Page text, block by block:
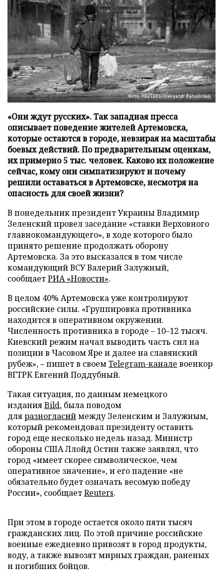
Фото: REUTERS/Oleksandr Ratushniak
«Они ждут русских». Так западная пресса
описывает поведение жителей Артемовска,
которые остаются в городе, невзирая на масштабы
боевых действий. По предварительным оценкам,
их примерно 5 тыс. человек. Каково их положение
сейчас, кому они симпатизируют и почему
решили оставаться в Артемовске, несмотря на
опасность для своей жизни?
В понедельник президент Украины Владимир
Зеленский провел заседание «ставки Верховного
главнокомандующего», в ходе которого было
принято решение продолжать оборону
Артемовска. За это высказался в том числе
командующий ВСУ Валерий Залужный,
сообщаетРИА «Новости».
В целом 40% Артемовска уже контролируют
российские силы. «Группировка противника
находится в оперативном окружении.
Численность противника в городе – 10–12 тысяч.
Киевский режим начал выводить часть сил на
позиции в Часовом Яре и далее на славянский
рубеж», – пишет в своемTelegram-канале военкор
ВГТРК Евгений Поддубный.
Такая ситуация, по данным немецкого
изданияBild, была поводом
дляразногласиймежду Зеленским и Залужным,
который рекомендовал президенту оставить
город еще несколько недель назад. Министр
обороны США Ллойд Остин также заявлял, что
город «имеет скорее символическое, чем
оперативное значение», и его падение «не
обязательно будет означать весомую победу
России», сообщаетReuters.
При этом в городе остается около пяти тысяч
гражданских лиц. По этой причине российские
военные ежедневно привозят в город продукты,
воду, а также вывозят мирных граждан, раненых
и погибших бойцов.